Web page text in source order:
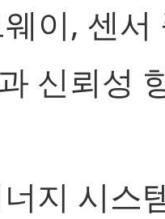
이, 센
신뢰성
지 시스